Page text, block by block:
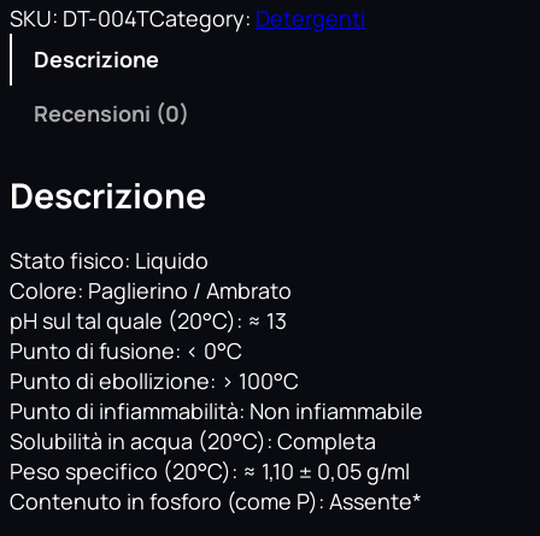
n
q
a
n
t
i
t
à
SKU: DT-004TCategory: Detergenti
Descrizione
Recensioni (0)
Descrizione
Stato fisico: Liquido
Colore: Paglierino / Ambrato
pH sul tal quale (20°C): ≈ 13
Punto di fusione: < 0°C
Punto di ebollizione: > 100°C
Punto di infiammabilità: Non infiammabile
Solubilità in acqua (20°C): Completa
Peso specifico (20°C): ≈ 1,10 ± 0,05 g/ml
Contenuto in fosforo (come P): Assente*